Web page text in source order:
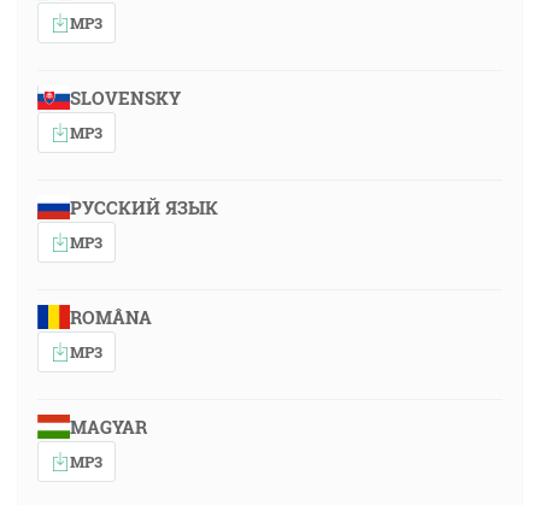
MP3
SLOVENSKY
MP3
РУССКИЙ ЯЗЫК
MP3
ROMÂNA
MP3
MAGYAR
MP3